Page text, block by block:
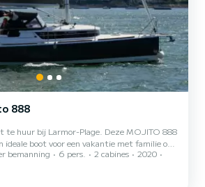
888
te huur bij Larmor-Plage. Deze MOJITO 888
ideale boot voor een vakantie met familie of
Met een totale lengte van 9 meter
voor een buitengewone vakantie op het
bemanning 6 pers. 2 cabines
2020